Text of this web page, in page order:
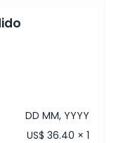
DD MM, YYYY
US$ 36.40 × 1